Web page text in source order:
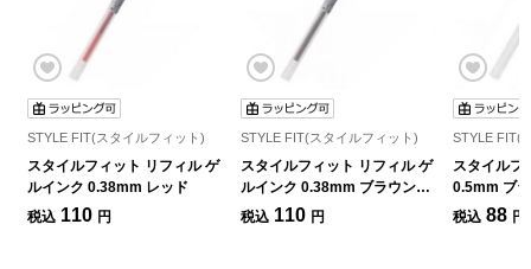
STYLE FIT(スタイルフィット)
スタイルフィット リフィル ゲ
ルインク 0.38mm レッド
税込 110 円
STYLE FIT(スタイルフィット)
スタイルフィット リフィル ゲ
ルインク 0.38mm ブラウンブ
ラック
税込 110 円
STYLE FIT(
スタイルフ
0.5mm ブ
税込 88 円